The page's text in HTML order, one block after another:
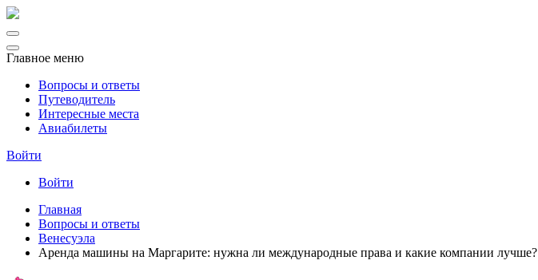
Главное меню
Вопросы и ответы
Путеводитель
Интересные места
Авиабилеты
Войти
Войти
Главная
Вопросы и ответы
Венесуэла
Аренда машины на Маргарите: нужна ли международные права и какие компании лучше?